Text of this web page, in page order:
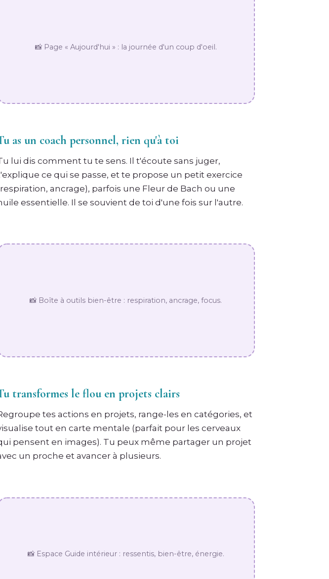
📸 Page « Aujourd'hui » : la journée d'un coup d'oeil.
as un coach personnel, rien qu'à toi
lui dis comment tu te sens. Il t'écoute sans juger,
ce qui se passe, et te propose un petit exercice
ancrage), parfois une Fleur de Bach ou une
essentielle. Il se souvient de toi d'une fois sur l'autre.
📸 Boîte à outils bien-être : respiration, ancrage, focus.
transformes le flou en projets clairs
tes actions en projets, range-les en catégories, et
tout en carte mentale (parfait pour les cerveaux
pensent en images). Tu peux même partager un projet
un proche et avancer à plusieurs.
📸 Espace Guide intérieur : ressentis, bien-être, énergie.